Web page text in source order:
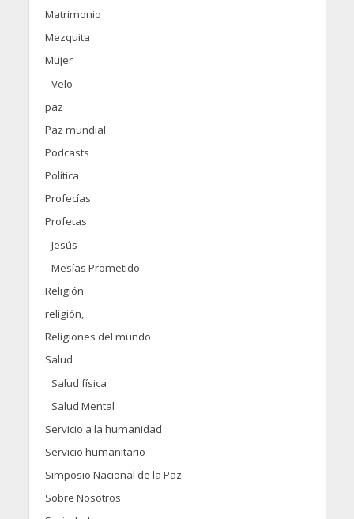
Matrimonio
Mezquita
Mujer
Velo
paz
Paz mundial
Podcasts
Política
Profecías
Profetas
Jesús
Mesías Prometido
Religión
religión,
Religiones del mundo
Salud
Salud física
Salud Mental
Servicio a la humanidad
Servicio humanitario
Simposio Nacional de la Paz
Sobre Nosotros